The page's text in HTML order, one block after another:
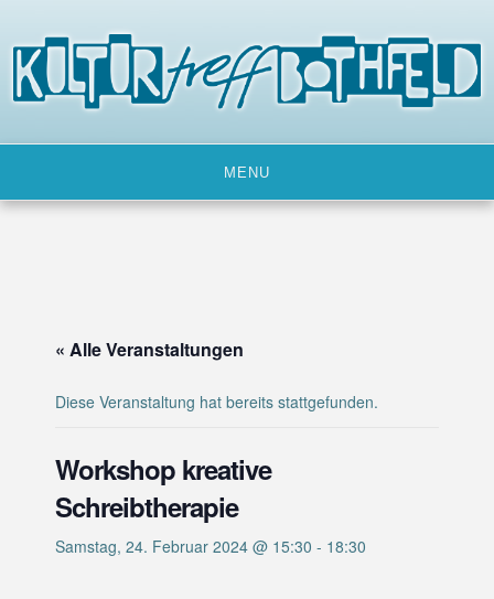
content
MENU
« Alle Veranstaltungen
Diese Veranstaltung hat bereits stattgefunden.
Workshop kreative
Schreibtherapie
Samstag, 24. Februar 2024 @ 15:30 - 18:30